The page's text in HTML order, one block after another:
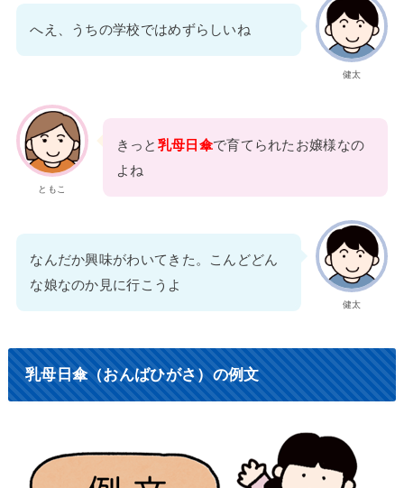
健太
へえ、うちの学校ではめずらしいね
ともこ
きっと 乳母日傘で育てられたお嬢様なの
よね
健太
なんだか興味がわいてきた。こんどどん
な娘なのか見に行こうよ
乳母日傘（おんばひがさ）の例文